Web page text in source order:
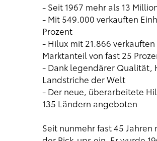
- Seit 1967 mehr als 13
- Mit 549.000 verkauften
Prozent
- Hilux mit 21.866
Marktanteil von fast 25
- Dank legendärer Qualität,
Landstriche der Welt
- Der neue, überarbeitete
135 Ländern angeboten
Seit nunmehr fast 45